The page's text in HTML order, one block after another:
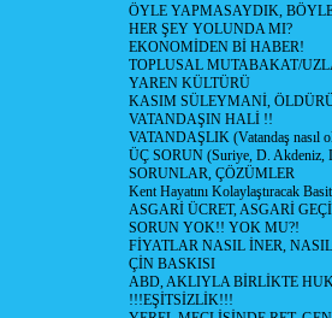
ÖYLE YAPMASAYDIK,
HER ŞEY YOLUNDA MI?
EKONOMİDEN Bİ HABER!
TOPLUSAL MUTABAKAT/
YAREN KÜLTÜRÜ
KASIM SÜLEYMANİ,
VATANDAŞIN HALİ !!
VATANDAŞLIK (Vatandaş nasıl
ÜÇ SORUN (Suriye, D. Akdeniz,
SORUNLAR, ÇÖZÜMLER
Kent Hayatını Kolaylaştıracak
ASGARİ ÜCRET, ASGARİ
SORUN YOK!! YOK MU?!
FİYATLAR NASIL İNER,
ÇİN BASKISI
ABD, AKLIYLA BİRLİKTE
!!!EŞİTSİZLİK!!!